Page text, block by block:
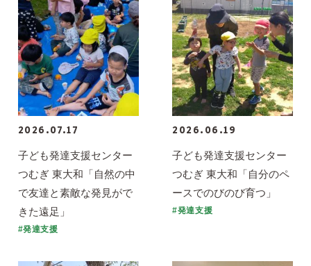
2026.07.17
子ども発達支援センター
つむぎ 東大和「自然の中
で友達と素敵な発見がで
きた遠足」
#発達支援
2026.06.19
子ども発達支援センター
つむぎ 東大和「自分のペ
ースでのびのび育つ」
#発達支援